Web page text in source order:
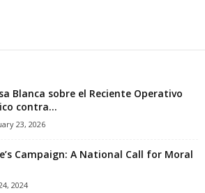
Blanca sobre el Reciente Operativo
contra...
23, 2026
Campaign: A National Call for Moral
2024